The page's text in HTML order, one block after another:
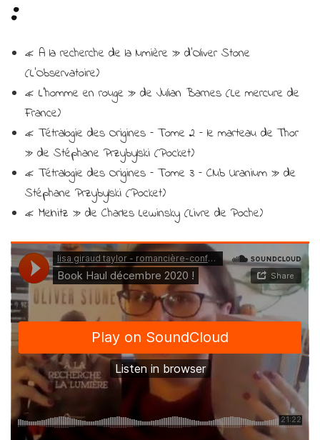
:
« A la recherche de la lumière » d’Oliver Stone
(L’Observatoire)
« L’homme en rouge » de Julian Barnes (Le mercure de
France)
« Tétralogie des Origines – Tome 2 – le marteau de Thor
» de Stéphane Przybylski (Pocket)
« Tétralogie des Origines – Tome 3 – Club Uranium » de
Stéphane Przybylski (Pocket)
« Melnitz » de Charles Lewinsky (Livre de Poche)